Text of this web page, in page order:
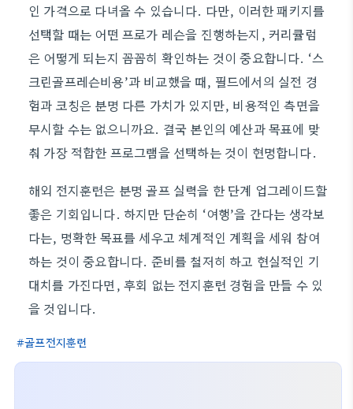
인 가격으로 다녀올 수 있습니다. 다만, 이러한 패키지를
선택할 때는 어떤 프로가 레슨을 진행하는지, 커리큘럼
은 어떻게 되는지 꼼꼼히 확인하는 것이 중요합니다. ‘스
크린골프레슨비용’과 비교했을 때, 필드에서의 실전 경
험과 코칭은 분명 다른 가치가 있지만, 비용적인 측면을
무시할 수는 없으니까요. 결국 본인의 예산과 목표에 맞
춰 가장 적합한 프로그램을 선택하는 것이 현명합니다.
해외 전지훈련은 분명 골프 실력을 한 단계 업그레이드할
좋은 기회입니다. 하지만 단순히 ‘여행’을 간다는 생각보
다는, 명확한 목표를 세우고 체계적인 계획을 세워 참여
하는 것이 중요합니다. 준비를 철저히 하고 현실적인 기
대치를 가진다면, 후회 없는 전지훈련 경험을 만들 수 있
을 것입니다.
골프전지훈련